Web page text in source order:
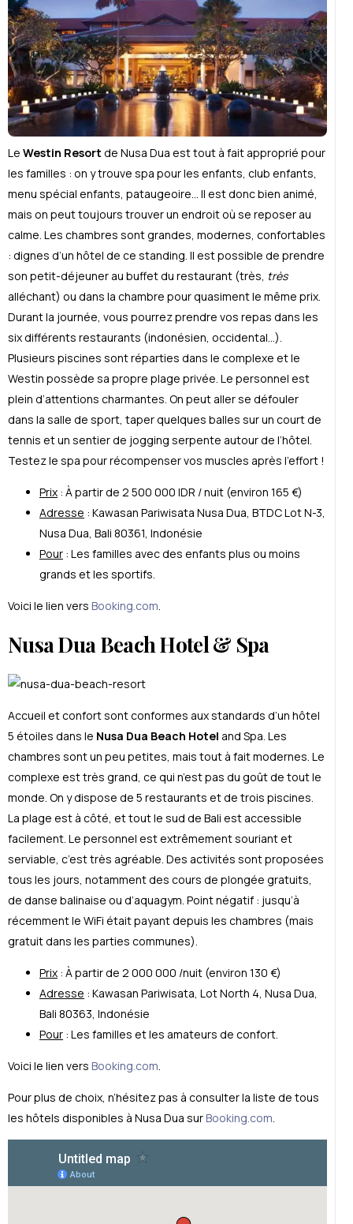
Le Westin Resort de Nusa Dua est tout à fait approprié pour
les familles : on y trouve spa pour les enfants, club enfants,
menu spécial enfants, pataugeoire… Il est donc bien animé,
mais on peut toujours trouver un endroit où se reposer au
calme. Les chambres sont grandes, modernes, confortables
: dignes d’un hôtel de ce standing. Il est possible de prendre
son petit-déjeuner au buffet du restaurant (très, très
alléchant) ou dans la chambre pour quasiment le même prix.
Durant la journée, vous pourrez prendre vos repas dans les
six différents restaurants (indonésien, occidental…).
Plusieurs piscines sont réparties dans le complexe et le
Westin possède sa propre plage privée. Le personnel est
plein d’attentions charmantes. On peut aller se défouler
dans la salle de sport, taper quelques balles sur un court de
tennis et un sentier de jogging serpente autour de l’hôtel.
Testez le spa pour récompenser vos muscles après l’effort !
Prix : À partir de 2 500 000 IDR / nuit (environ 165 €)
Adresse : Kawasan Pariwisata Nusa Dua, BTDC Lot N-3
Nusa Dua, Bali 80361 , Indonésie
Pour : Les familles avec des enfants plus ou moins
grands et les sportifs.
Voici le lien vers Booking.com
Nusa Dua Beach Hotel & Spa
Accueil et confort sont conformes aux standards d’un hôtel
5 étoiles dans le Nusa Dua Beach Hotel and Spa. Les
chambres sont un peu petites, mais tout à fait modernes. Le
complexe est très grand, ce qui n’est pas du goût de tout le
monde. On y dispose de 5 restaurants et de trois piscines.
La plage est à côté , et tout le sud de Bali est accessible
facilement. Le personnel est extrêmement souriant et
serviable, c’est très agréable. Des activités sont proposées
tous les jours, notamment des cours de plongée gratuits,
de danse balinaise ou d’aquagym. Point négatif : jusqu’à
récemment le WiFi était payant depuis les chambres (mais
gratuit dans les parties communes).
Prix : À partir de 2 000 000 /nuit (environ 130 €)
Adresse : Kawasan Pariwisata, Lot North 4 Nusa Dua,
Bali 80363 , Indonésie
Pour : Les familles et les amateurs de confort.
Voici le lien vers Booking.com
Pour plus de choix, n’hésitez pas à consulter la liste de tous
les hôtels disponibles à Nusa Dua surBooking.com